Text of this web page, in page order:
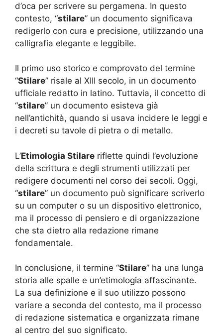
d’oca per scrivere su pergamena. In questo
contesto, “stilare” un documento significava
redigerlo con cura e precisione, utilizzando una
calligrafia elegante e leggibile.
Il primo uso storico e comprovato del termine
“Stilare” risale al XIII secolo, in un documento
ufficiale redatto in latino. Tuttavia, il concetto di
“stilare” un documento esisteva già
nell’antichità, quando si usava incidere le leggi e
i decreti su tavole di pietra o di metallo.
L’Etimologia Stilare riflette quindi l’evoluzione
della scrittura e degli strumenti utilizzati per
redigere documenti nel corso dei secoli. Oggi,
“stilare” un documento può significare scriverlo
su un computer o su un dispositivo elettronico,
ma il processo di pensiero e di organizzazione
che sta dietro alla redazione rimane
fondamentale.
In conclusione, il termine “Stilare” ha una lunga
storia alle spalle e un’etimologia affascinante.
La sua definizione e il suo utilizzo possono
variare a seconda del contesto, ma il processo
di redazione sistematica e organizzata rimane
al centro del suo significato.